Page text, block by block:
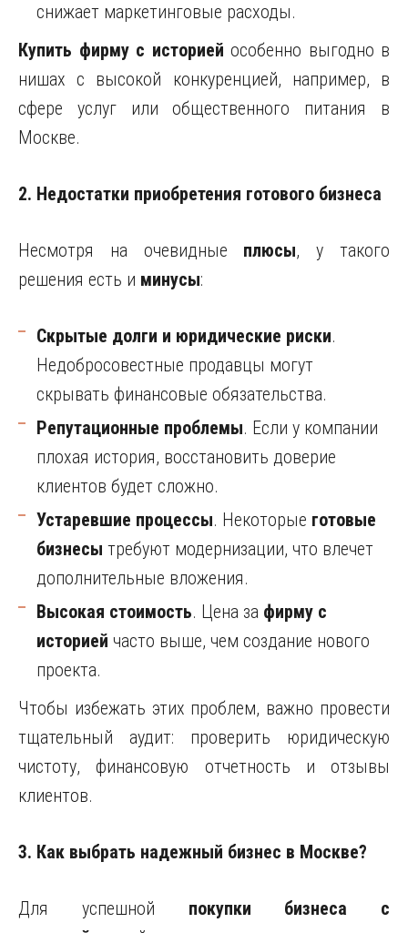
снижает маркетинговые расходы.
Купить фирму с историей особенно выгодно в
нишах с высокой конкуренцией, например, в
сфере услуг или общественного питания в
Москве.
2. Недостатки приобретения готового бизнеса
Несмотря на очевидные плюсы, у такого
решения есть и минусы:
Скрытые долги и юридические риски.
Недобросовестные продавцы могут
скрывать финансовые обязательства.
Репутационные проблемы. Если у компании
плохая история, восстановить доверие
клиентов будет сложно.
Устаревшие процессы. Некоторые готовые
бизнесы требуют модернизации, что влечет
дополнительные вложения.
Высокая стоимость. Цена за фирму с
историей часто выше, чем создание нового
проекта.
Чтобы избежать этих проблем, важно провести
тщательный аудит: проверить юридическую
чистоту, финансовую отчетность и отзывы
клиентов.
3. Как выбрать надежный бизнес в Москве?
Для успешной покупки бизнеса с